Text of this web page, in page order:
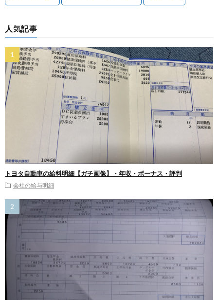
人気記事
トヨタ自動車の給料明細【ガチ画像】・年収・ボーナス・評判
会社の給与明細